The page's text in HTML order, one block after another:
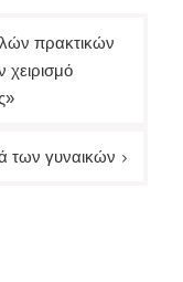
πρακτικών
χειρισμό
των γυναικών